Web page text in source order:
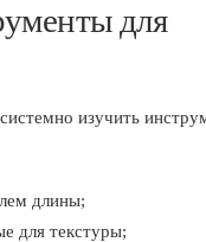
для
изучить
длины;
для текстуры;